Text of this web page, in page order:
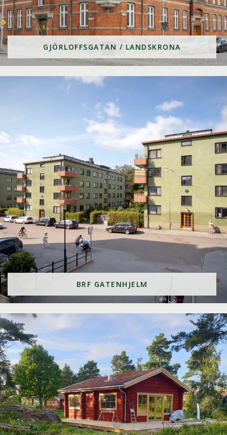
GJÖRLOFFSGATAN / LANDSKRONA
BRF GATENHJELM